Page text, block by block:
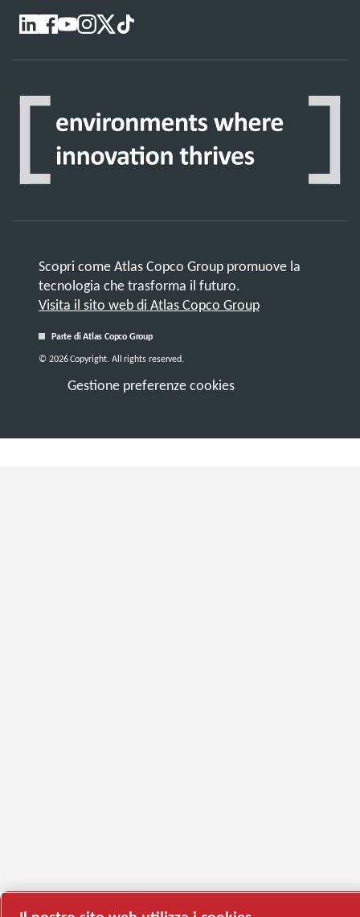
Scopri come Atlas Copco Group promuove la
tecnologia che trasforma il futuro.
Visita il sito web di Atlas Copco Group
Parte di Atlas Copco Group
Gestione preferenze cookies
© 2026 Copyright. All rights reserved.